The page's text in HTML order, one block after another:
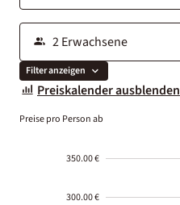
Filter anzeigen
Preiskalender ausblenden
Preise pro Person ab
350.00 €
300.00 €